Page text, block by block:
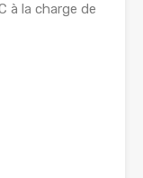
à la charge de